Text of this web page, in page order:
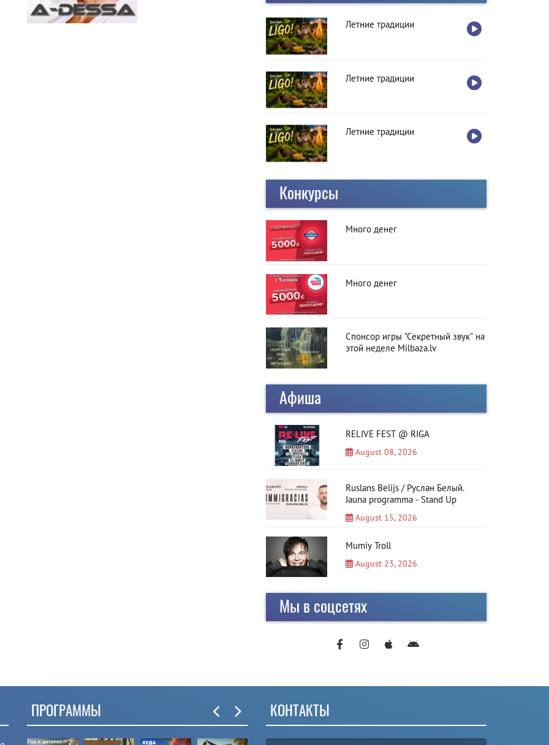
Летние традиции
Летние традиции
Летние традиции
Конкурсы
Много денег
Много денег
Спонсор игры "Секретный звук" на
этой неделе Milbaza.lv
Афиша
RELIVE FEST @ RIGA
August 08, 2026
Ruslans Belijs / Руслан Белый.
Jauna programma - Stand Up
August 15, 2026
Mumiy Troll
August 23, 2026
Мы в соцсетях
ПРОГРАММЫ КОНТАКТЫ